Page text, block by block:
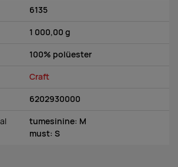
6135
1 000,00 g
100% polüester
Craft
6202930000
tumesinine: M
must: S